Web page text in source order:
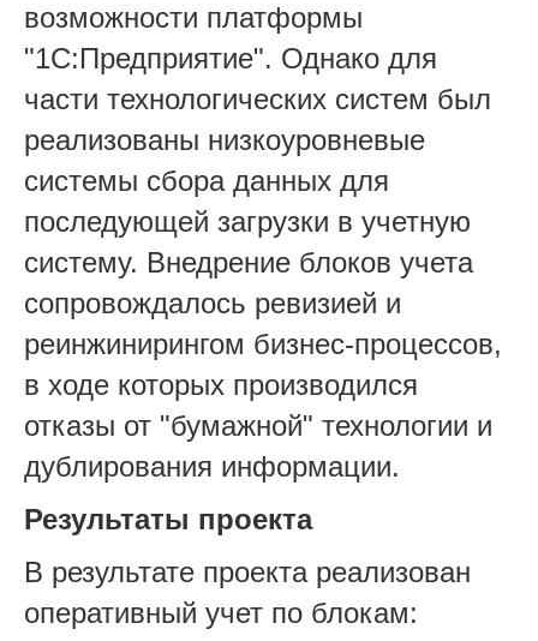
возможности платформы
"1С:Предприятие". Однако для
части технологических систем был
реализованы низкоуровневые
системы сбора данных для
последующей загрузки в учетную
систему. Внедрение блоков учета
сопровождалось ревизией и
реинжинирингом бизнес-процессов,
в ходе которых производился
отказы от "бумажной" технологии и
дублирования информации.
Результаты проекта
В результате проекта реализован
оперативный учет по блокам: